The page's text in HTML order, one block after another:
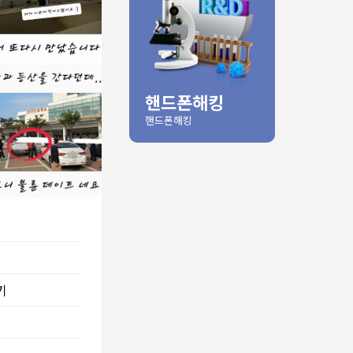
핸드폰해킹
핸드폰해킹